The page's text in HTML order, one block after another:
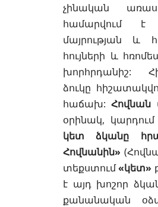
չինական
համարվում է
մայրության և
հույների և
խորհրդանիշ:
ձուկը
հաճախ:Հովնան
օրինակ,
կետ ձկանը
Հովնանին» (
տեքստում«կետ»
է այդ խոշոր
քանանական